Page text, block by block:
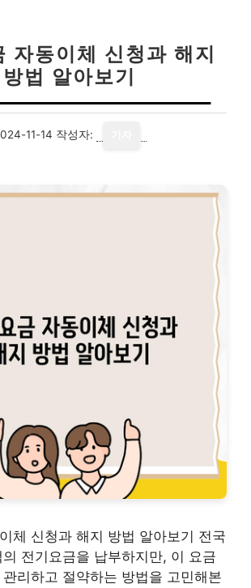
자동이체 신청과 해지
방법 알아보기
11-14 작성자:
체 신청과 해지 방법 알아보기 전국
전기요금을 납부하지만, 이 요금
리하고 절약하는 방법을 고민해본